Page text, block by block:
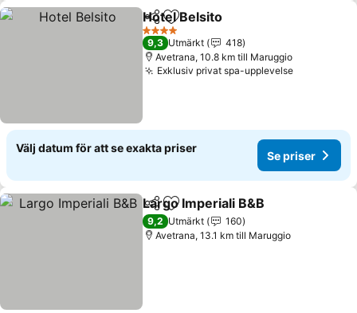
Dela Lägg till i Mina Favoriter
Hotel Belsito
4 Stjärnor
9,3 Utmärkt
418
Avetrana, 10.8 km till Maruggio
Exklusiv privat spa-upplevelse
Välj datum för att se exakta priser
Se priser
Dela Lägg till i Mina Favoriter
Largo Imperiali B&B
9,2 Utmärkt
160
Avetrana, 13.1 km till Maruggio